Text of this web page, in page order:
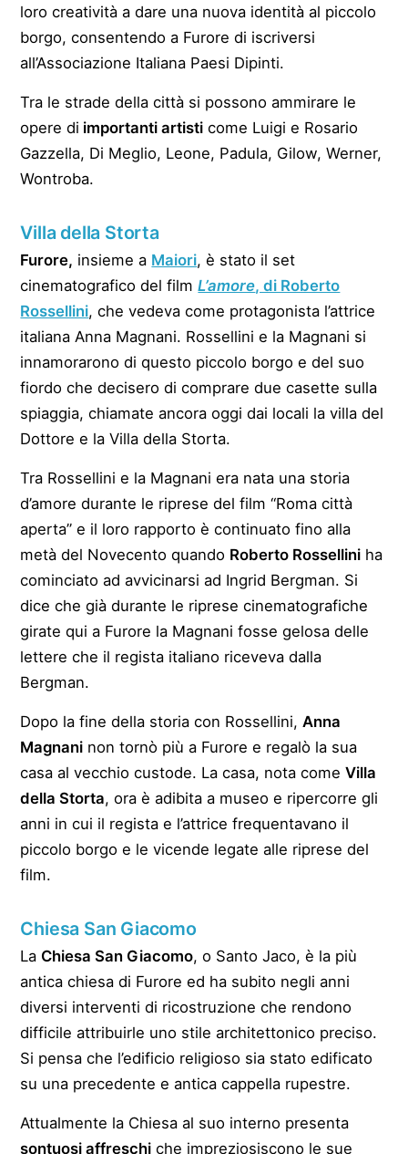
loro creatività a dare una nuova identità al piccolo
borgo, consentendo a Furore di iscriversi
all’Associazione Italiana Paesi Dipinti.
Tra le strade della città si possono ammirare le
opere di importanti artisti come Luigi e Rosario
Gazzella, Di Meglio, Leone, Padula, Gilow, Werner,
Wontroba.
Villa della Storta
Furore, insieme a Maiori, è stato il set
cinematografico del filmL’amore, di Roberto
Rossellini, che vedeva come protagonista l’attrice
italiana Anna Magnani. Rossellini e la Magnani si
innamorarono di questo piccolo borgo e del suo
fiordo che decisero di comprare due casette sulla
spiaggia, chiamate ancora oggi dai locali la villa del
Dottore e la Villa della Storta.
Tra Rossellini e la Magnani era nata una storia
d’amore durante le riprese del film “Roma città
aperta” e il loro rapporto è continuato fino alla
metà del Novecento quando Roberto Rossellini ha
cominciato ad avvicinarsi ad Ingrid Bergman. Si
dice che già durante le riprese cinematografiche
girate qui a Furore la Magnani fosse gelosa delle
lettere che il regista italiano riceveva dalla
Bergman.
Dopo la fine della storia con Rossellini, Anna
Magnani non tornò più a Furore e regalò la sua
casa al vecchio custode. La casa, nota comeVilla
della Storta, ora è adibita a museo e ripercorre gli
anni in cui il regista e l’attrice frequentavano il
piccolo borgo e le vicende legate alle riprese del
film.
Chiesa San Giacomo
La Chiesa San Giacomo, o Santo Jaco, è la più
antica chiesa di Furore ed ha subito negli anni
diversi interventi di ricostruzione che rendono
difficile attribuirle uno stile architettonico preciso.
Si pensa che l’edificio religioso sia stato edificato
su una precedente e antica cappella rupestre.
Attualmente la Chiesa al suo interno presenta
sontuosi affreschi che impreziosiscono le sue